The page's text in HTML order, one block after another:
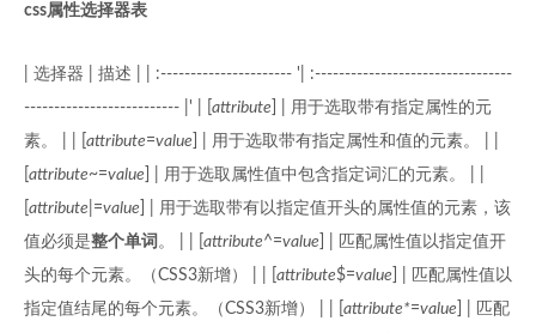
css属性选择器表
| 选择器 | 描述 | | :---------------------- '| :---------------------------------
-------------------------- |' | [ attribute ] | 用于选取带有指定属性的元
素。 | | [ attribute=value ] | 用于选取带有指定属性和值的元素。 | |
attribute~=value ] | 用于选取属性值中包含指定词汇的元素。 | |
attribute |=value ] | 用于选取带有以指定值开头的属性值的元素，该
值必须是整个单词 。 | | [ attribute^=value ] | 匹配属性值以指定值开
头的每个元素。（CSS3新增） | | [ attribute$=value ] | 匹配属性值以
指定值结尾的每个元素。（CSS3新增） | | [ attribute*=value ] | 匹配